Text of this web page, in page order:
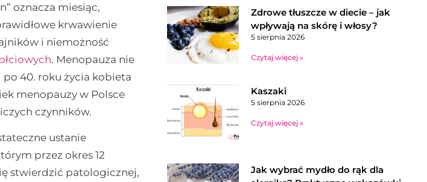
oznacza miesiąc,
krwawienie
i niemożność
. Menopauza nie
40. roku życia kobieta
menopauzy w Polsce
czynników.
ustanie
przez okres 12
stwierdzić patologicznej,
Zdrowe tłuszcze w diecie – jak
wpływają na skórę i włosy?
5 sierpnia 2026
Czytaj więcej »
Kaszaki
5 sierpnia 2026
Czytaj więcej »
Jak wybrać mydło do rąk dla